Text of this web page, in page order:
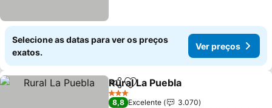
Selecione as datas para ver os preços
exatos.
Ver preços
PartilharAdicionar aos favoritos
Rural La Puebla
3 Estrelas
8,8 Excelente
3.070